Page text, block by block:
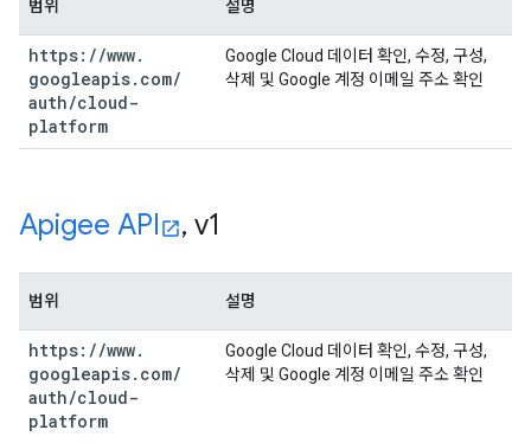
범위 설명
https: //www.
googleapis. com/
auth/cloud-
platform
Google Cloud 데이터 확인, 수정, 구성,
삭제 및 Google 계정 이메일 주소 확인
Apigee API , v1
범위 설명
https: //www.
googleapis. com/
auth/cloud-
platform
Google Cloud 데이터 확인, 수정, 구성,
삭제 및 Google 계정 이메일 주소 확인